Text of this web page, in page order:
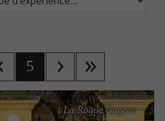
5
La Roque Gageac